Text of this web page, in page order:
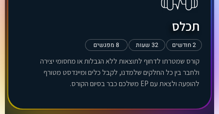
תכלס
2 חודשים 32 שעות 8 מפגשים
קורס שמטרתו לדחוף לתוצאות ללא הגבלות או מחסומי יצירה
ולחבר בין כל החלקים שלמדנו, לקבל כלים ומיינדסט מטורף
להופעה ולצאת עם EP משלכם כבר בסיום הקורס.